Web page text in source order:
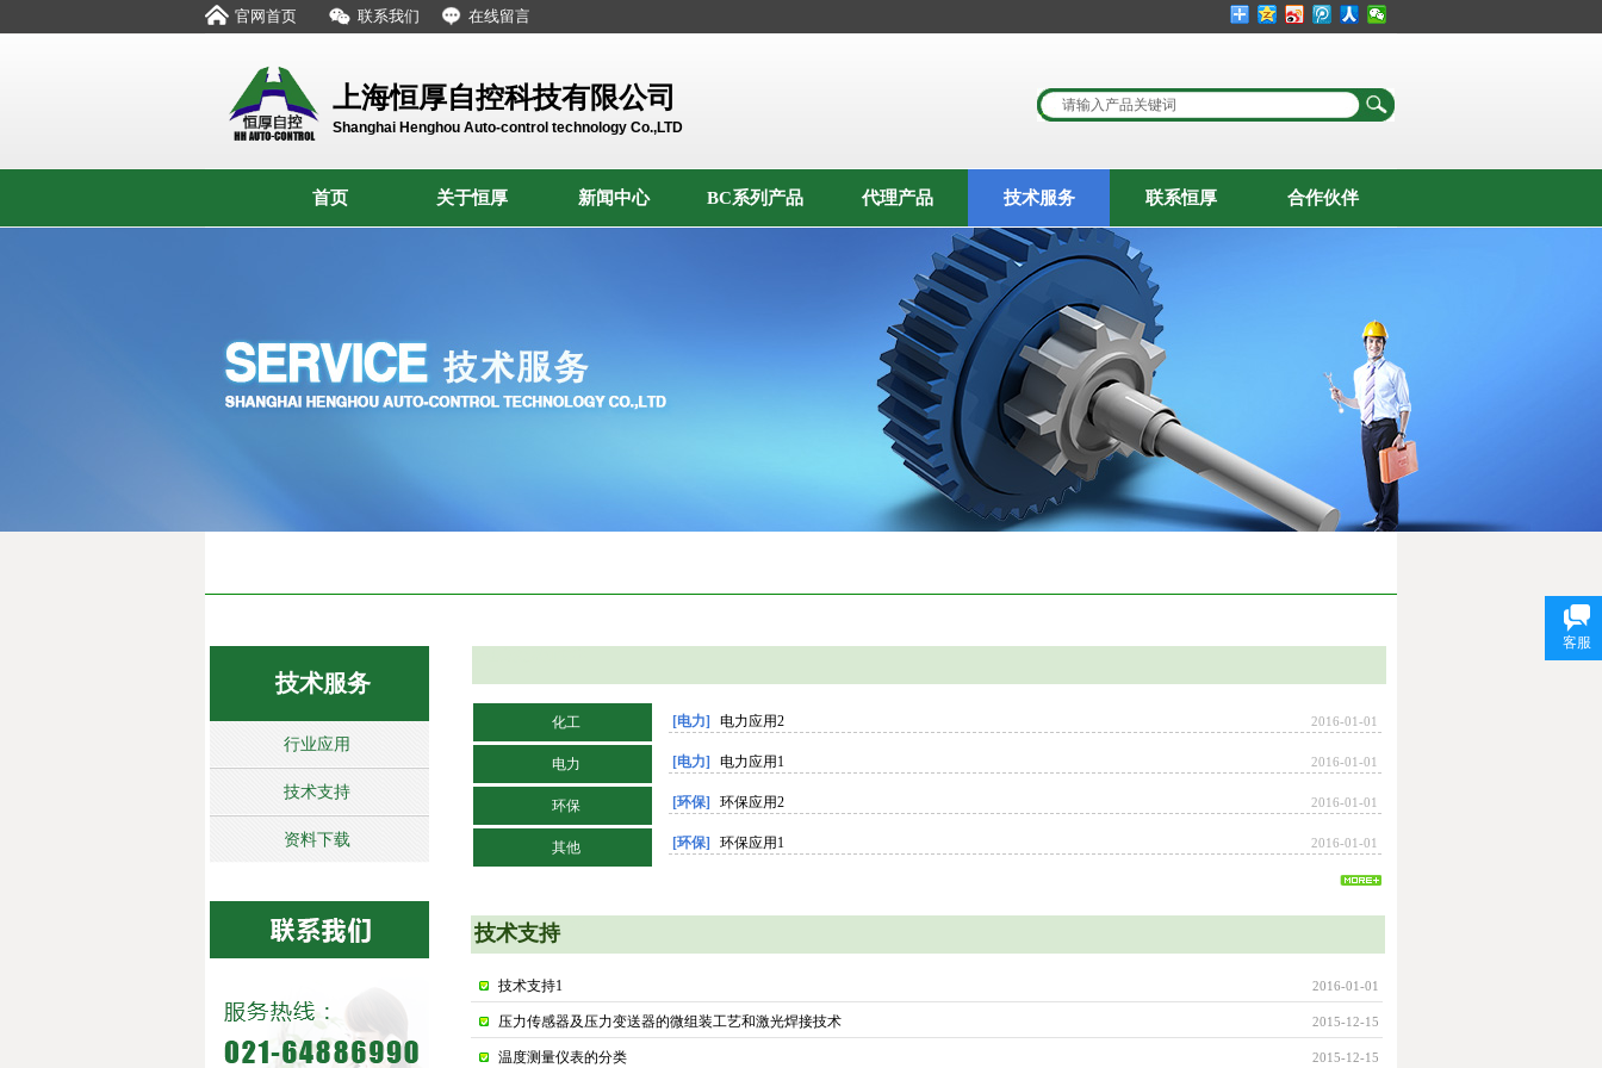
在线留言
联系我们
官网首页
上海恒厚自控科技有限公司
Shanghai Henghou Auto-control technology Co.,LTD
首页 关于恒厚 新闻中心 BC系列产品 代理产品 技术服务 联系恒厚 合作伙伴
技术服务
化工
电力
环保
其他
[电力] 电力应用2 2016-01-01
[电力] 电力应用1 2016-01-01
[环保] 环保应用2 2016-01-01
[环保] 环保应用1 2016-01-01
行业应用
技术支持
资料下载
双击此处添加文字
技术支持
技术支持1 2016-01-01
压力传感器及压力变送器的微组装工艺和激光焊接技术 2015-12-15
温度测量仪表的分类 2015-12-15
客服